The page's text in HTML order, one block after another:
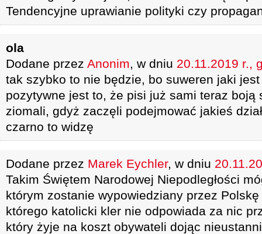
Tendencyjne uprawianie polityki czy
ola
Dodane przez Anonim, w dniu 20.11.2019 r.,
tak szybko to nie będzie, bo suweren jaki
pozytywne jest to, że pisi już sami teraz boją
ziomali, gdyż zaczęli podejmować jakieś
czarno to widzę
Dodane przez Marek Eychler, w dniu
Takim Świętem Narodowej Niepodległości
którym zostanie wypowiedziany przez
którego katolicki kler nie odpowiada za nic
który żyje na koszt obywateli dojąc